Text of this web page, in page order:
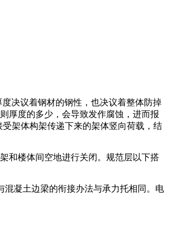
决议着钢材的钢性，也决议着整体防掉
厚度的多少，会导致发作腐蚀，进而报
架体构架传递下来的架体竖向荷载，结
和楼体间空地进行关闭。规范层以下搭
凝土边梁的衔接办法与承力托相同。电